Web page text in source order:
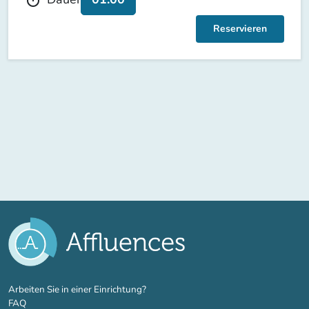
Reservieren
Arbeiten Sie in einer Einrichtung?(new tab)
FAQ